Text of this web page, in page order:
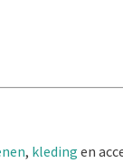
, kleding en